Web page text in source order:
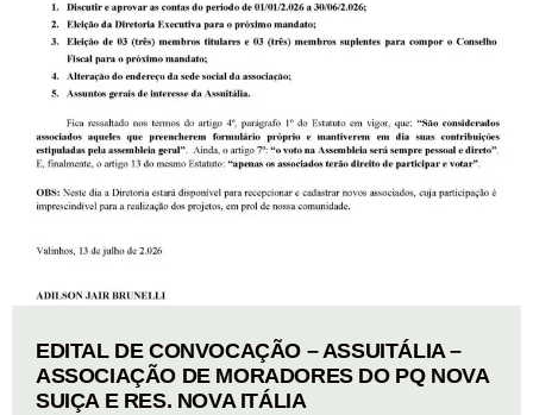
EDITAL DE CONVOCAÇÃO – ASSUITÁLIA –
ASSOCIAÇÃO DE MORADORES DO PQ NOVA
SUIÇA E RES. NOVA ITÁLIA